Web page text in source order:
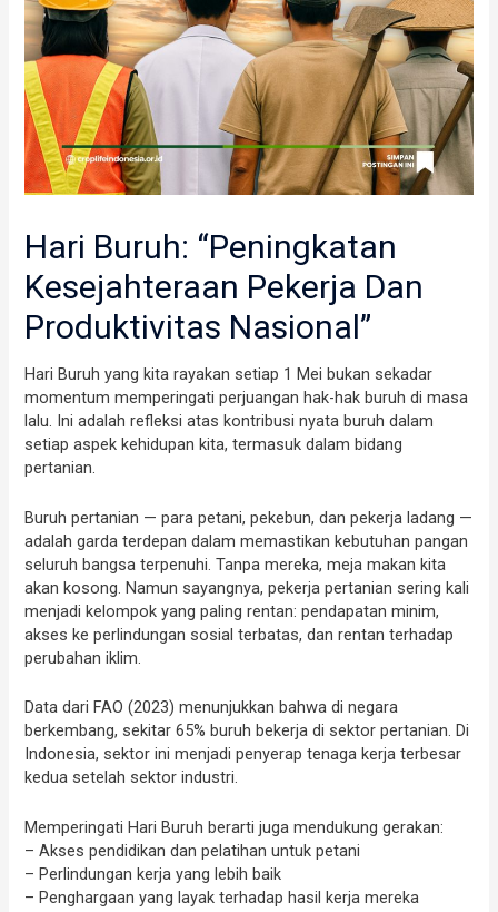
Hari Buruh: “Peningkatan
Kesejahteraan Pekerja Dan
Produktivitas Nasional”
Hari Buruh yang kita rayakan setiap 1 Mei bukan sekadar
momentum memperingati perjuangan hak-hak buruh di masa
lalu. Ini adalah refleksi atas kontribusi nyata buruh dalam
setiap aspek kehidupan kita, termasuk dalam bidang
pertanian.
Buruh pertanian — para petani, pekebun, dan pekerja ladang —
adalah garda terdepan dalam memastikan kebutuhan pangan
seluruh bangsa terpenuhi. Tanpa mereka, meja makan kita
akan kosong. Namun sayangnya, pekerja pertanian sering kali
menjadi kelompok yang paling rentan: pendapatan minim,
akses ke perlindungan sosial terbatas, dan rentan terhadap
perubahan iklim.
Data dari FAO (2023) menunjukkan bahwa di negara
berkembang, sekitar 65% buruh bekerja di sektor pertanian. Di
Indonesia, sektor ini menjadi penyerap tenaga kerja terbesar
kedua setelah sektor industri.
Memperingati Hari Buruh berarti juga mendukung gerakan:
– Akses pendidikan dan pelatihan untuk petani
– Perlindungan kerja yang lebih baik
– Penghargaan yang layak terhadap hasil kerja mereka